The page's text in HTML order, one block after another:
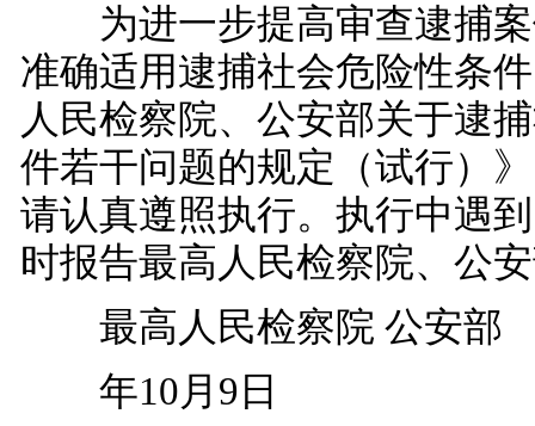
为进一步提高审查逮捕案
准确适用逮捕社会危险性条
人民检察院、公安部关于逮
件若干问题的规定（试行）
请认真遵照执行。执行中遇
时报告最高人民检察院、公
最高人民检察院 公安部
年10月9日